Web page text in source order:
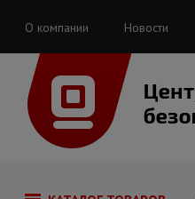
О компании Новости